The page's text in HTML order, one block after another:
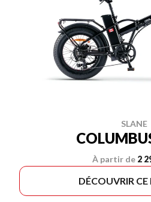
SLANE
À partir de 2
DÉCOUVRIR